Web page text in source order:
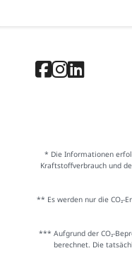
* Die Informationen
Kraftstoffverbrauch und
** Es werden nur die CO₂-
*** Aufgrund der CO₂-
berechnet. Die